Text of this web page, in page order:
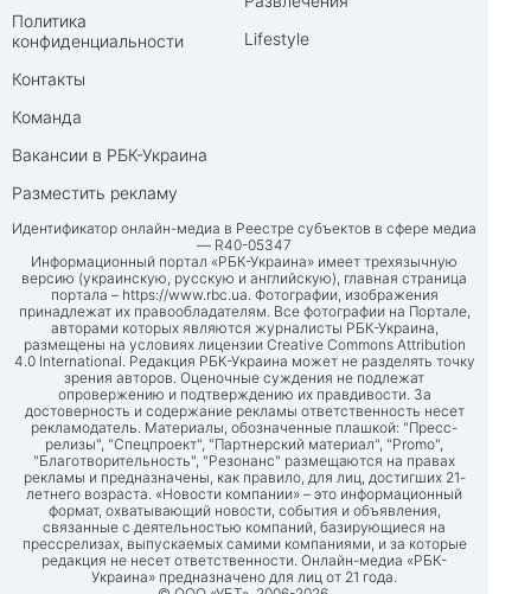
Политика
конфиденциальности
Контакты
Команда
Вакансии в РБК-Украина
Разместить рекламу
Lifestyle
Идентификатор онлайн-медиа в Реестре субъектов в сфере медиа
— R40-05347
Информационный портал «РБК-Украина» имеет трехязычную
версию (украинскую, русскую и английскую), главная страница
портала – https://www.rbc.ua . Фотографии, изображения
принадлежат их правообладателям. Все фотографии на Портале,
авторами которых являются журналисты РБК-Украина,
размещены на условиях лицензии Creative Commons Attribution
4.0 International. Редакция РБК-Украина может не разделять точку
зрения авторов. Оценочные суждения не подлежат
опровержению и подтверждению их правдивости. За
достоверность и содержание рекламы ответственность несет
рекламодатель. Материалы, обозначенные плашкой: "Пресс-
релизы", "Спецпроект", "Партнерский материал", "Promo",
"Благотворительность", "Резонанс" размещаются на правах
рекламы и предназначены, как правило, для лиц, достигших 21-
летнего возраста. «Новости компании» – это информационный
формат, охватывающий новости, события и объявления,
связанные с деятельностью компаний, базирующиеся на
прессрелизах, выпускаемых самими компаниями, и за которые
редакция не несет ответственности. Онлайн-медиа «РБК-
Украина» предназначено для лиц от 21 года.